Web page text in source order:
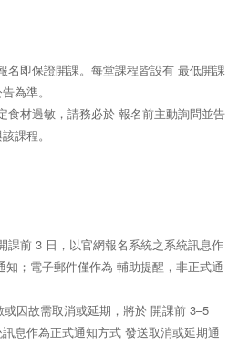
名即保證開課。每堂課程皆設有 最低開課
為準。
食材過敏，請務必於 報名前主動詢問並告
課程。
課前 3 日，以官網報名系統之系統訊息作
；電子郵件僅作為 輔助提醒，非正式通
因故需取消或延期，將於 開課前 3–5
息作為正式通知方式 發送取消或延期通